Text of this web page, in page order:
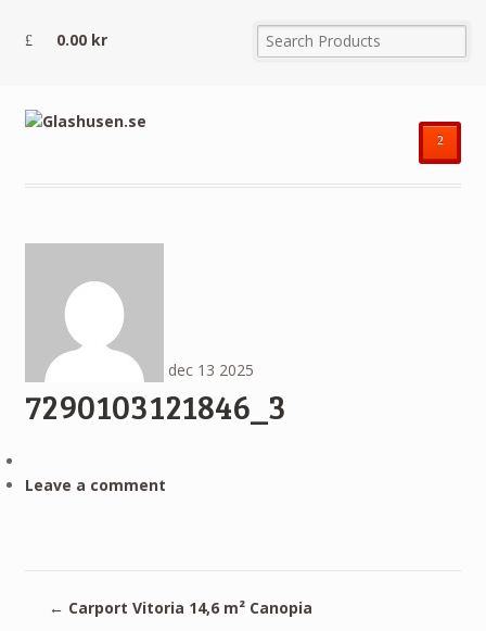
0.00 kr
²
dec 13 2025
7290103121846_3
Leave a comment
← Carport Vitoria 14,6 m² Canopia